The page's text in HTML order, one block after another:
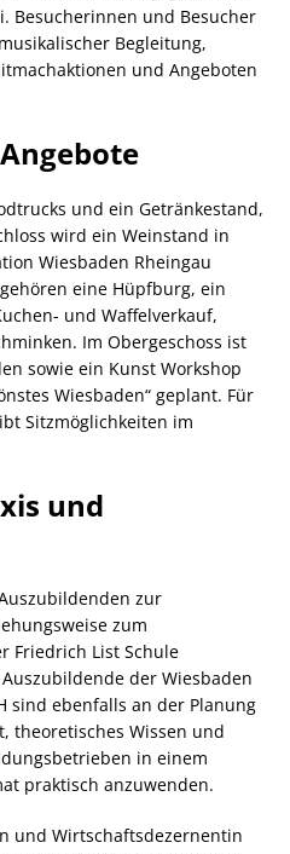
Besucherinnen und Besucher
Begleitung,
und Angeboten
und ein Getränkestand,
wird ein Weinstand in
Wiesbaden Rheingau
eine Hüpfburg, ein
und Waffelverkauf,
Im Obergeschoss ist
sowie ein Kunst Workshop
Wiesbaden“ geplant. Für
Sitzmöglichkeiten im
und
zur
zum
Friedrich List Schule
der Wiesbaden
sind ebenfalls an der Planung
theoretisches Wissen und
in einem
praktisch anzuwenden.
und Wirtschaftsdezernentin